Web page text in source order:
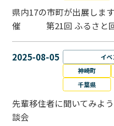
県内17の市町が出展しま
催 第21回 ふるさと回
2025-08-05 イベ
神崎町
千葉県
先輩移住者に聞いてみよ
談会